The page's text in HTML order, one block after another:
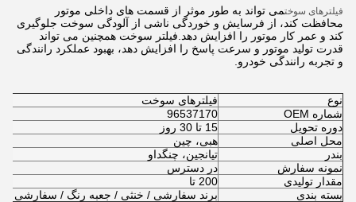
فیلترهای سوختمی تواند به طور موثر از قسمت های داخلی موتور
محافظت کند، از فرسایش و خوردگی ناشی از آلودگی سوخت جلوگیری
کند و عمر کار موتور را افزایش دهد.فیلتر سوخت همچنین می تواند
قدرت تولید موتور و سرعت پاسخ را افزایش دهد، بهبود عملکرد رانندگی
و تجربه رانندگی خودرو.
نوع
فیلترهای سوخت
شماره OEM
96537170
دوره تحویل
15 تا 30 روز
محل اصلی
هبی، چین
بندر
تیانجین، چنگداو
نمونه سفارش
در دسترس
مقدار تولیدی
200 تا
بسته بندی
برند سفارشی / خنثی / جعبه رنگ / سفارشی